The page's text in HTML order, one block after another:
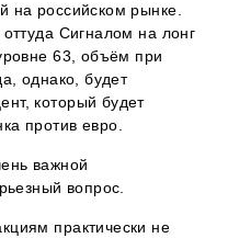
на российском рынке.
Сигналом на лонг
63, объём при
однако, будет
который будет
против евро.
важной
вопрос.
практически не